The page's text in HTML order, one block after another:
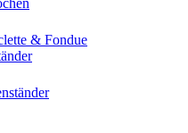
& Fondue